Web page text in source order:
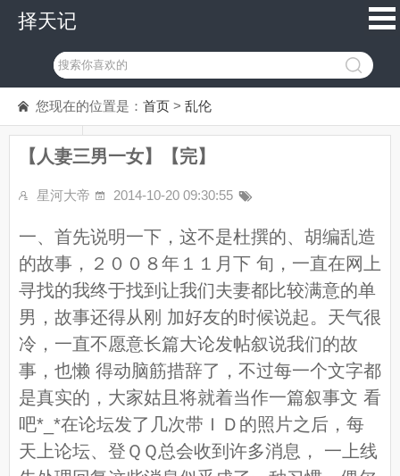
择天记
您现在的位置是： 首页 > 乱伦
【人妻三男一女】【完】
星河大帝 2014-10-20 09:30:55
一、首先说明一下，这不是杜撰的、胡编乱造
的故事，２００８年１１月下 旬，一直在网上
寻找的我终于找到让我们夫妻都比较满意的单
男，故事还得从刚 加好友的时候说起。天气很
冷，一直不愿意长篇大论发帖叙说我们的故
事，也懒 得动脑筋措辞了，不过每一个文字都
是真实的，大家姑且将就着当作一篇叙事文 看
吧*_*在论坛发了几次带ＩＤ的照片之后，每
天上论坛、登ＱＱ总会收到许多消息， 一上线